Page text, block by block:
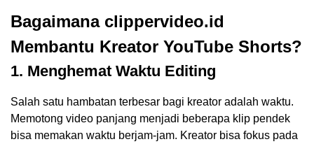
Bagaimana clippervideo.id
Membantu Kreator YouTube Shorts?
1. Menghemat Waktu Editing
Salah satu hambatan terbesar bagi kreator adalah waktu.
Memotong video panjang menjadi beberapa klip pendek
bisa memakan waktu berjam-jam. Kreator bisa fokus pada